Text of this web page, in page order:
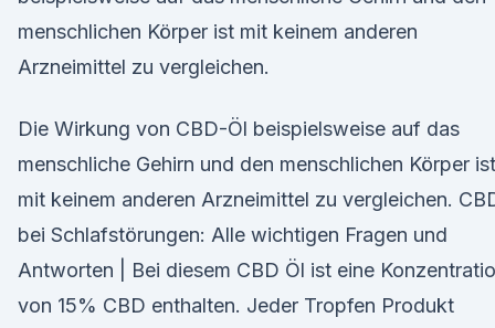
menschlichen Körper ist mit keinem anderen
Arzneimittel zu vergleichen.
Die Wirkung von CBD-Öl beispielsweise auf das
menschliche Gehirn und den menschlichen Körper ist
mit keinem anderen Arzneimittel zu vergleichen.
bei Schlafstörungen: Alle wichtigen Fragen und
Antworten | Bei diesem CBD Öl ist eine
von 15% CBD enthalten. Jeder Tropfen Produkt